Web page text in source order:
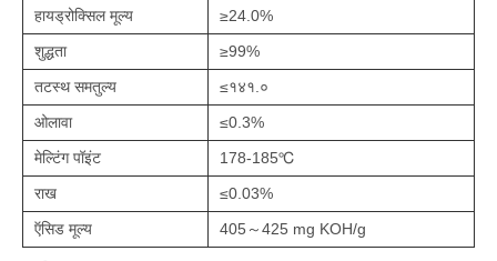
हायड्रोक्सिल मूल्य
≥24.0%
शुद्धता
≥99%
तटस्थ समतुल्य
≤१४१.०
ओलावा
≤0.3%
मेल्टिंग पॉइंट
178-185℃
राख
≤0.03%
ऍसिड मूल्य
405～425 mg KOH/g